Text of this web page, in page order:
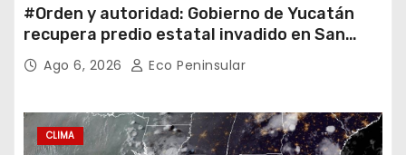
#Orden y autoridad: Gobierno de Yucatán
recupera predio estatal invadido en San
José Tecoh
Ago 6, 2026 Eco Peninsular
CLIMA